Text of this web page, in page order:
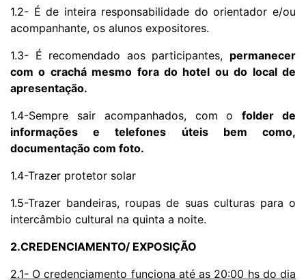
1.2- É de inteira responsabilidade do orientador e/ou
acompanhante, os alunos expositores.
1.3- É recomendado aos participantes, permanecer
com o crachá mesmo fora do hotel ou do local de
apresentação.
1.4-Sempre sair acompanhados, com ofolder de
informações e telefones úteis bem como,
documentação com foto.
1.4-Trazer protetor solar
1.5-Trazer bandeiras, roupas de suas culturas para o
intercâmbio cultural na quinta a noite.
2.CREDENCIAMENTO/ EXPOSIÇÃO
2.1- O credenciamento funciona até as 20:00 hs do dia